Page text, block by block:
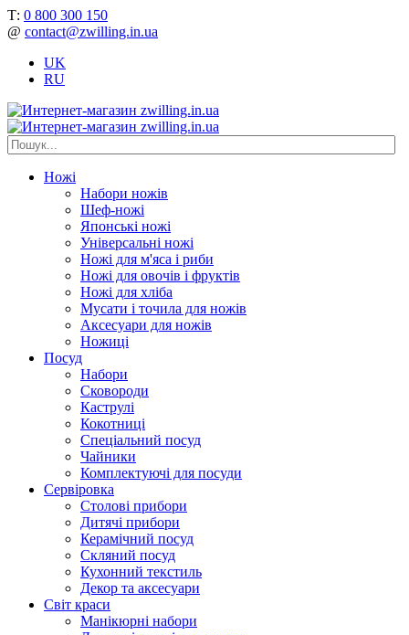
Т: 0 800 300 150
@ contact@zwilling.in.ua
UK
RU
Ножі
Набори ножів
Шеф-ножі
Японські ножі
Універсальні ножі
Ножі для м'яса і риби
Ножі для овочів і фруктів
Ножі для хліба
Мусати і точила для ножів
Аксесуари для ножів
Ножиці
Посуд
Набори
Сковороди
Каструлі
Кокотниці
Cпеціальний посуд
Чайники
Комплектуючі для посуди
Сервіровка
Столові прибори
Дитячі прибори
Керамічний посуд
Скляний посуд
Кухонний текстиль
Декор та аксесуари
Світ краси
Манікюрні набори